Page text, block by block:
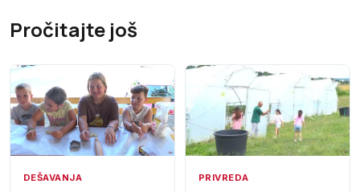
Pročitajte još
DEŠAVANJA PRIVREDA